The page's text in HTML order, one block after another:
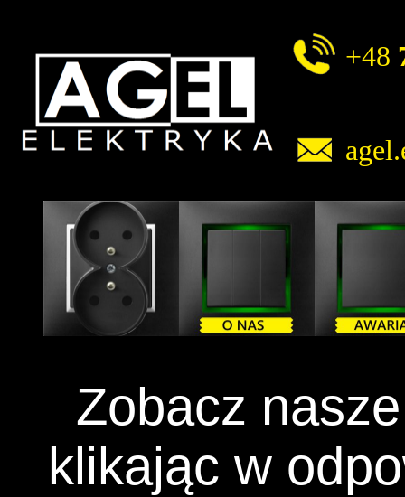
+48
Zobacz
klikając w